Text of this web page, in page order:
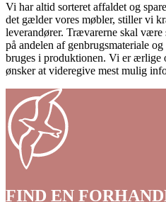
Vi har altid sorteret affaldet og
det gælder vores møbler, stiller vi
leverandører. Trævarerne skal være
på andelen af genbrugsmateriale
bruges i produktionen. Vi er ærlige
ønsker at videregive mest mulig
FIND EN